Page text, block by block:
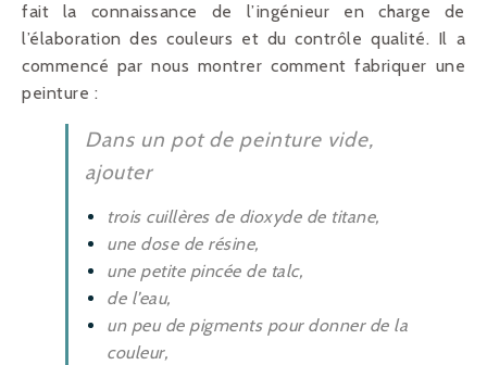
fait la connaissance de l’ingénieur en charge de
l’élaboration des couleurs et du contrôle qualité. Il a
commencé par nous montrer comment fabriquer une
peinture :
Dans un pot de peinture vide,
ajouter
trois cuillères de dioxyde de titane,
une dose de résine,
une petite pincée de talc,
de l’eau,
un peu de pigments pour donner de la
couleur,